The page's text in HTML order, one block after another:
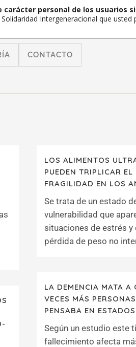
CONTACTO
LOS ALIMENTOS
PUEDEN TRIPLICAR EL
FRAGILIDAD EN LOS
Se trata de un estado
vulnerabilidad que
situaciones de estrés y
pérdida de peso no
LA DEMENCIA MATA A
VECES MÁS
PENSABA EN
Según un estudio este
fallecimiento afecta
personal de los usuarios
Intergeneracional que usted